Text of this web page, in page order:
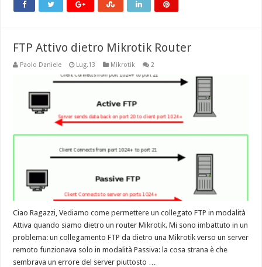
FTP Attivo dietro Mikrotik Router
Paolo Daniele Lug.13 Mikrotik 2
Ciao Ragazzi, Vediamo come permettere un collegato FTP in modalità
Attiva quando siamo dietro un router Mikrotik. Mi sono imbattuto in un
problema: un collegamento FTP da dietro una Mikrotik verso un server
remoto funzionava solo in modalità Passiva: la cosa strana è che
sembrava un errore del server piuttosto …